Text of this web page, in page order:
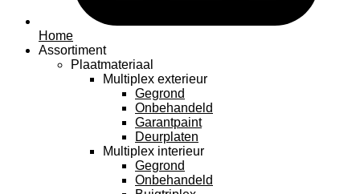
Home
Assortiment
Plaatmateriaal
Multiplex exterieur
Gegrond
Onbehandeld
Garantpaint
Deurplaten
Multiplex interieur
Gegrond
Onbehandeld